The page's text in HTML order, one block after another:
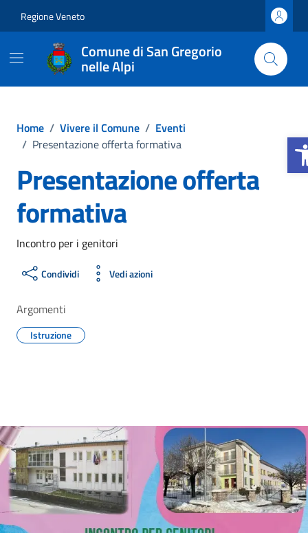
Regione Veneto
Comune di San Gregorio
nelle Alpi
Home / Vivere il Comune / Eventi
/ Presentazione offerta formativa
Presentazione offerta
formativa
Incontro per i genitori
Condividi Vedi azioni
Argomenti
Istruzione